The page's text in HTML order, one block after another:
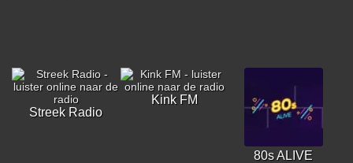
Streek Radio
Kink FM
80s ALIVE